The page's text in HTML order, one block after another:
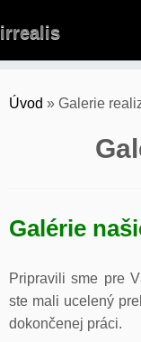
to
irrealis
Úvod » Galerie
Galérie
Pripravili sme pre
ste mali ucelený
dokončenej práci.